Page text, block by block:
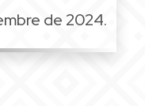
de 2024.